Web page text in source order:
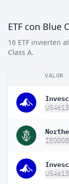
ETF con Blue
16 ETF invierten
Class A.
VALOR